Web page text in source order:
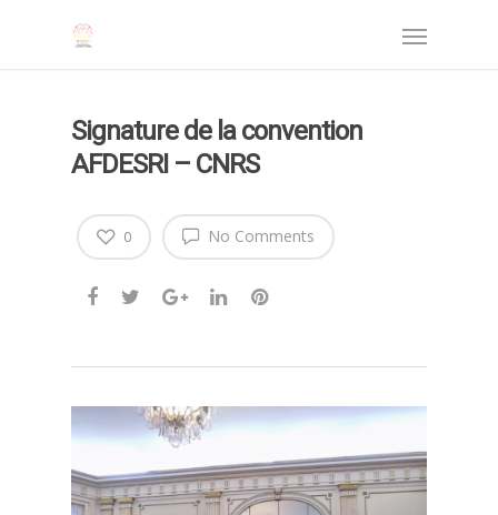
Signature de la convention
AFDESRI – CNRS
No Comments
0